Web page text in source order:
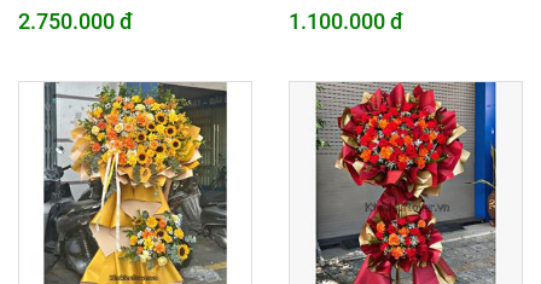
2.750.000 đ 1.100.000 đ